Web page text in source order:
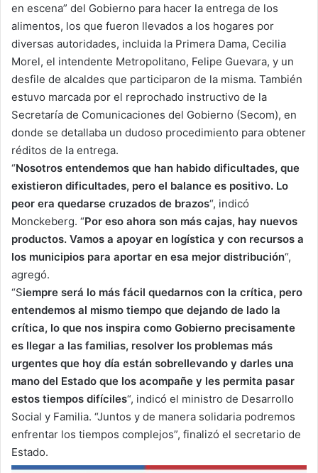
en escena” del Gobierno para hacer la entrega de los
alimentos, los que fueron llevados a los hogares por
diversas autoridades, incluida la Primera Dama, Cecilia
Morel, el intendente Metropolitano, Felipe Guevara, y un
desfile de alcaldes que participaron de la misma. También
estuvo marcada por el reprochado instructivo de la
Secretaría de Comunicaciones del Gobierno (Secom), en
donde se detallaba un dudoso procedimiento para obtener
réditos de la entrega.
“Nosotros entendemos que han habido dificultades, que
existieron dificultades, pero el balance es positivo. Lo
peor era quedarse cruzados de brazos“, indicó
Monckeberg. “Por eso ahora son más cajas, hay nuevos
productos. Vamos a apoyar en logística y con recursos a
los municipios para aportar en esa mejor distribución“,
agregó.
“Siempre será lo más fácil quedarnos con la crítica, pero
entendemos al mismo tiempo que dejando de lado la
crítica, lo que nos inspira como Gobierno precisamente
es llegar a las familias, resolver los problemas más
urgentes que hoy día están sobrellevando y darles una
mano del Estado que los acompañe y les permita pasar
estos tiempos difíciles“, indicó el ministro de Desarrollo
Social y Familia. “Juntos y de manera solidaria podremos
enfrentar los tiempos complejos”, finalizó el secretario de
Estado.